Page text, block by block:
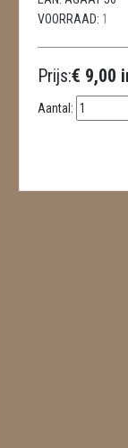
VOORRAAD: 1
Prijs:€ 9,00
Aantal: